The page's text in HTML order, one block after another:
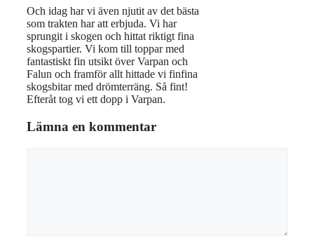
Och idag har vi även njutit av det bästa
som trakten har att erbjuda. Vi har
sprungit i skogen och hittat riktigt fina
skogspartier. Vi kom till toppar med
fantastiskt fin utsikt över Varpan och
Falun och framför allt hittade vi finfina
skogsbitar med drömterräng. Så fint!
Efteråt tog vi ett dopp i Varpan.
Lämna en kommentar